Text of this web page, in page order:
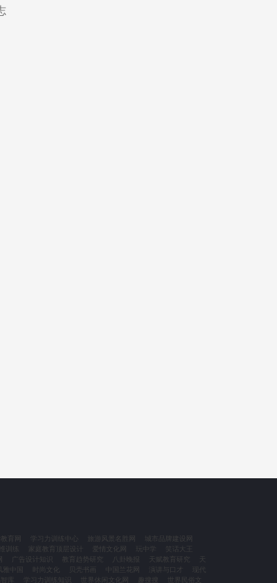
教育网 学习力训练中心 旅游风景名胜网
城市品牌建设网
维训练 家庭教育顶层设计 爱情文化网 玩中学
笑话大王
广告设计知识 教育趋势研究 八卦晚报 天赋教育研究
天
雅中国 时尚文化 贝壳书画 中国兰花网 演讲与口才
现代
库 学习力训练知识 世界休闲文化网 趣搜搜 世界民俗文